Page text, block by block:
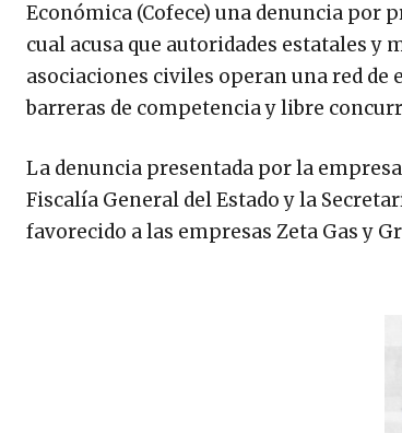
Económica (Cofece) una denuncia por
cual acusa que autoridades estatales y
asociaciones civiles operan una red
barreras de competencia y libre
La denuncia presentada por la
Fiscalía General del Estado y la
favorecido a las empresas Zeta Gas y